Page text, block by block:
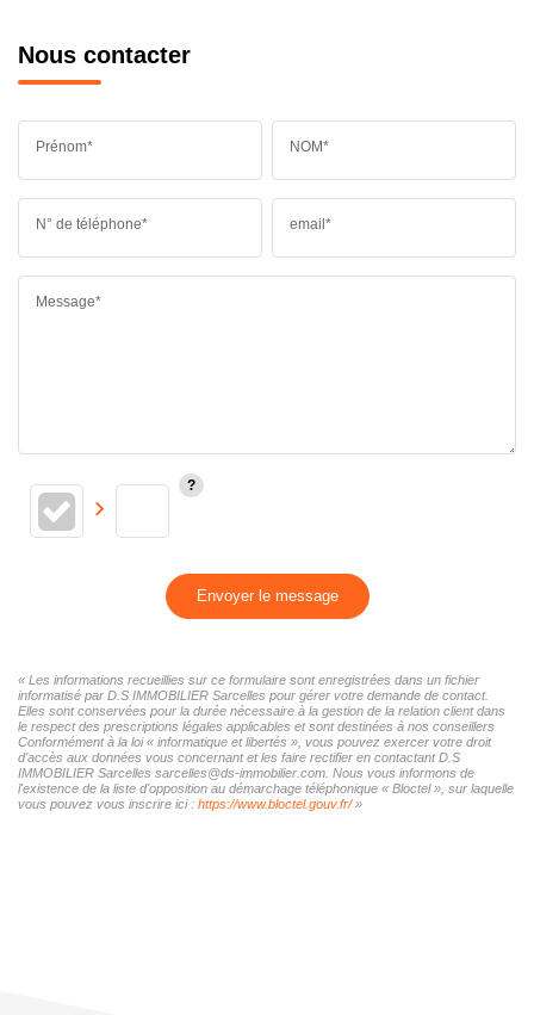
Nous contacter
Prénom* NOM*
N° de téléphone* email*
Message*
Envoyer le message
« Les informations recueillies sur ce formulaire sont enregistrées dans un fichier
informatisé par D.S IMMOBILIER Sarcelles pour gérer votre demande de contact.
Elles sont conservées pour la durée nécessaire à la gestion de la relation client dans
le respect des prescriptions légales applicables et sont destinées à nos conseillers
Conformément à la loi « informatique et libertés », vous pouvez exercer votre droit
d'accès aux données vous concernant et les faire rectifier en contactant D.S
IMMOBILIER Sarcelles sarcelles@ds-immobilier.com. Nous vous informons de
l'existence de la liste d'opposition au démarchage téléphonique « Bloctel », sur laquelle
vous pouvez vous inscrire ici : https://www.bloctel.gouv.fr/»